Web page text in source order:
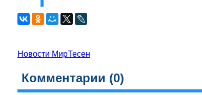
Новости МирТесен
Комментарии (0)